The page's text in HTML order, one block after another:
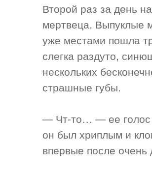
Второй раз за день
мертвеца. Выпуклые
уже местами пошла
слегка раздуто,
нескольких
страшные губы.
— Чт-то… — ее голос
он был хриплым и
впервые после очень